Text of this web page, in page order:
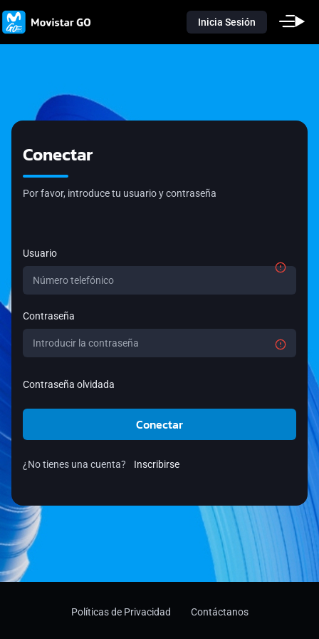
Inicia Sesión
Conectar
Por favor, introduce tu usuario y contraseña
Usuario
Contraseña
Contraseña olvidada
Conectar
¿No tienes una cuenta? Inscribirse
Políticas de Privacidad Contáctanos